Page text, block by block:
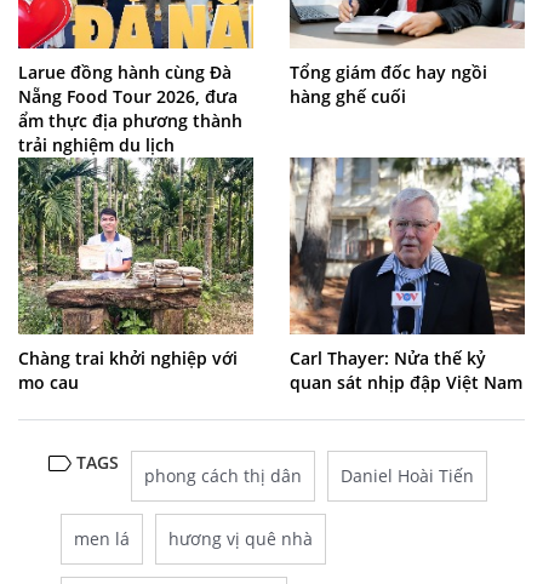
Larue đồng hành cùng Đà
Nẵng Food Tour 2026, đưa
ẩm thực địa phương thành
trải nghiệm du lịch
Tổng giám đốc hay ngồi
hàng ghế cuối
Chàng trai khởi nghiệp với
mo cau
Carl Thayer: Nửa thế kỷ
quan sát nhịp đập Việt Nam
TAGS
phong cách thị dân Daniel Hoài Tiến
men lá hương vị quê nhà